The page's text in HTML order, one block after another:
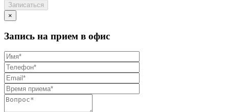
×
Запись на прием в офис